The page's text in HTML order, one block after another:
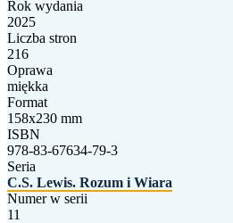
Rok wydania
2025
Liczba stron
216
Oprawa
miękka
Format
158x230 mm
ISBN
978-83-67634-79-3
Seria
C.S. Lewis. Rozum i Wiara
Numer w serii
11